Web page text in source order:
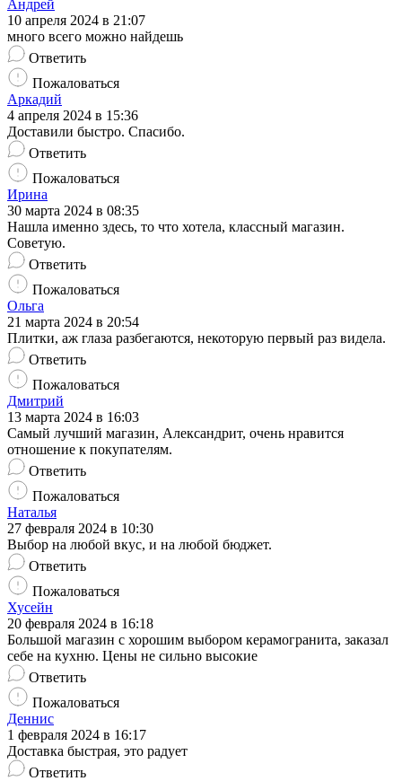
Андрей
10 апреля 2024 в 21:07
много всего можно найдешь
Ответить
Пожаловаться
Аркадий
4 апреля 2024 в 15:36
Доставили быстро. Спасибо.
Ответить
Пожаловаться
Ирина
30 марта 2024 в 08:35
Нашла именно здесь, то что хотела, классный магазин.
Советую.
Ответить
Пожаловаться
Ольга
21 марта 2024 в 20:54
Плитки, аж глаза разбегаются, некоторую первый раз видела.
Ответить
Пожаловаться
Дмитрий
13 марта 2024 в 16:03
Самый лучший магазин, Александрит, очень нравится
отношение к покупателям.
Ответить
Пожаловаться
Наталья
27 февраля 2024 в 10:30
Выбор на любой вкус, и на любой бюджет.
Ответить
Пожаловаться
Хусейн
20 февраля 2024 в 16:18
Большой магазин с хорошим выбором керамогранита, заказал
себе на кухню. Цены не сильно высокие
Ответить
Пожаловаться
Деннис
1 февраля 2024 в 16:17
Доставка быстрая, это радует
Ответить